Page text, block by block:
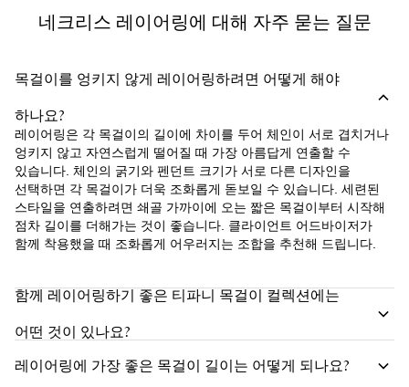
네크리스 레이어링에 대해 자주 묻는 질문
목걸이를 엉키지 않게 레이어링하려면 어떻게 해야
하나요?
레이어링은 각 목걸이의 길이에 차이를 두어 체인이 서로 겹치거나
엉키지 않고 자연스럽게 떨어질 때 가장 아름답게 연출할 수
있습니다. 체인의 굵기와 펜던트 크기가 서로 다른 디자인을
선택하면 각 목걸이가 더욱 조화롭게 돋보일 수 있습니다. 세련된
스타일을 연출하려면 쇄골 가까이에 오는 짧은 목걸이부터 시작해
점차 길이를 더해가는 것이 좋습니다. 클라이언트 어드바이저가
함께 착용했을 때 조화롭게 어우러지는 조합을 추천해 드립니다.
함께 레이어링하기 좋은 티파니 목걸이 컬렉션에는
어떤 것이 있나요?
레이어링에 가장 좋은 목걸이 길이는 어떻게 되나요?